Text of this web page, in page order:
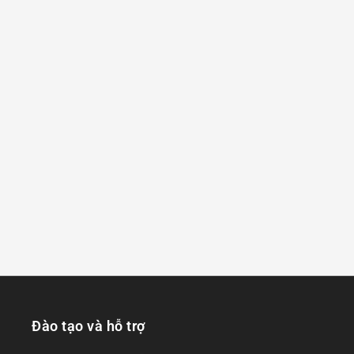
Đào tạo và hỗ trợ